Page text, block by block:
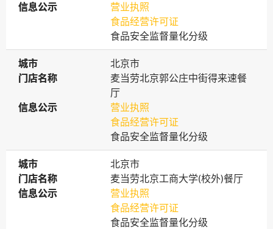
信息公示
信息公示
营业执照
食品经营许可证
食品安全监督量化分级
城市
城市
北京市
门店名称
门店名称
麦当劳北京郭公庄中街得来速餐
厅
信息公示
信息公示
营业执照
食品经营许可证
食品安全监督量化分级
城市
城市
北京市
门店名称
门店名称
麦当劳北京工商大学(校外)餐厅
信息公示
信息公示
营业执照
食品经营许可证
食品安全监督量化分级